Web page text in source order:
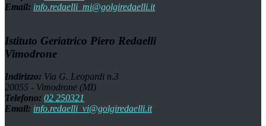
Email: info.redaelli_mi@golgiredaelli.it
Istituto Geriatrico Piero Redaelli
Vimodrone
Indirizzo: Via G. Leopardi n.3
20055 - Vimodrone (MI)
Telefono: 02 250321
Email: info.redaelli_vi@golgiredaelli.it